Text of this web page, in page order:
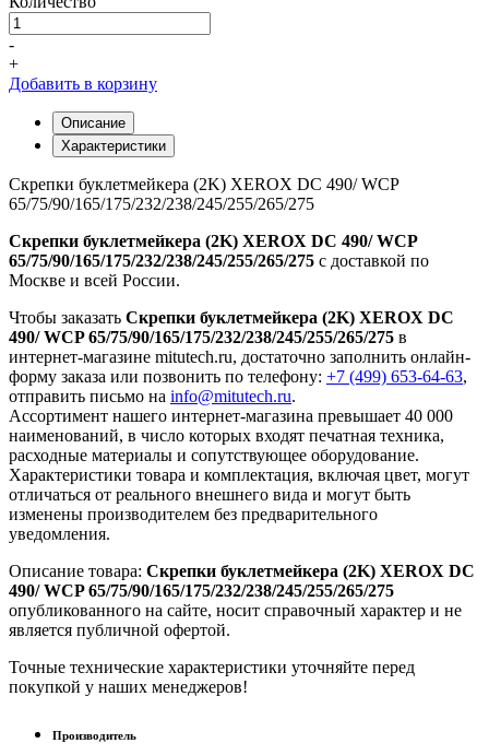
-
+
Добавить в корзину
Описание
Характеристики
Скрепки буклетмейкера (2K) XEROX DC 490/ WCP
65/75/90/165/175/232/238/245/255/265/275
Скрепки буклетмейкера (2K) XEROX DC 490/ WCP
65/75/90/165/175/232/238/245/255/265/275 с доставкой по
Москве и всей России.
Чтобы заказать Скрепки буклетмейкера (2K) XEROX DC
490/ WCP 65/75/90/165/175/232/238/245/255/265/275 в
интернет-магазине mitutech.ru, достаточно заполнить онлайн-
форму заказа или позвонить по телефону: +7 (499) 653-64-63,
отправить письмо на info@mitutech.ru.
Ассортимент нашего интернет-магазина превышает 40 000
наименований, в число которых входят печатная техника,
расходные материалы и сопутствующее оборудование.
Характеристики товара и комплектация, включая цвет, могут
отличаться от реального внешнего вида и могут быть
изменены производителем без предварительного
уведомления.
Описание товара: Скрепки буклетмейкера (2K) XEROX DC
490/ WCP 65/75/90/165/175/232/238/245/255/265/275
опубликованного на сайте, носит справочный характер и не
является публичной офертой.
Точные технические характеристики уточняйте перед
покупкой у наших менеджеров!
Производитель